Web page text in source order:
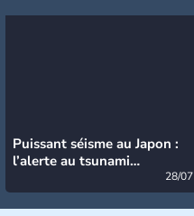
Puissant séisme au Japon :
l’alerte au tsunami
28/07